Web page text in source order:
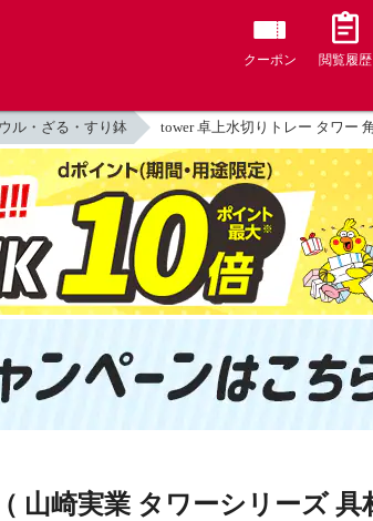
クーポン 閲覧履歴
ル・ざる・すり鉢 tower 卓上水切りトレー タワー
山崎実業 タワーシリーズ 具